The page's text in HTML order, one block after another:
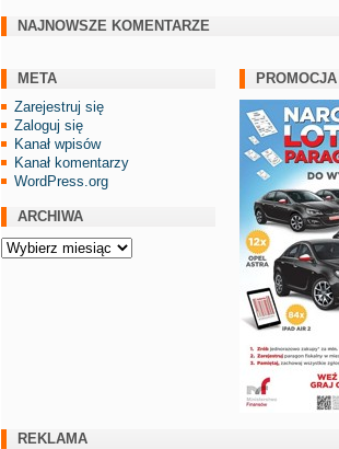
NAJNOWSZE KOMENTARZE
META
Zarejestruj się
Zaloguj się
Kanał wpisów
Kanał komentarzy
WordPress.org
ARCHIWA
Archiwa
PROMOCJA
REKLAMA